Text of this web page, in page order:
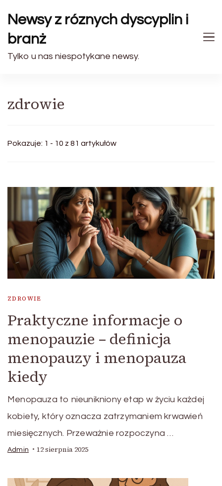
Newsy z róznych dyscyplin i
branż
Tylko u nas niespotykane newsy.
zdrowie
Pokazuje: 1 - 10 z 81 artykułów
ZDROWIE
Praktyczne informacje o
menopauzie – definicja
menopauzy i menopauza
kiedy
Menopauza to nieunikniony etap w życiu każdej
kobiety, który oznacza zatrzymaniem krwawień
miesięcznych. Przeważnie rozpoczyna …
Admin 12 sierpnia 2025